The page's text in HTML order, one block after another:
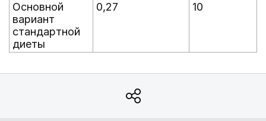
Основной
вариант
стандартной
диеты
0,27 10